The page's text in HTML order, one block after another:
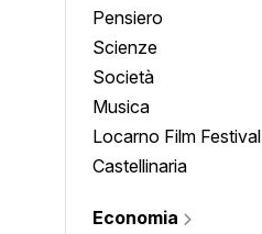
Pensiero
Scienze
Società
Musica
Locarno Film Festival
Castellinaria
Economia